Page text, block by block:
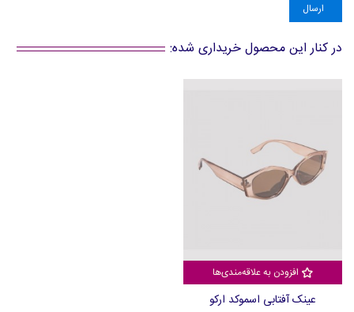
ارسال
در کنار این محصول خریداری شده:
افزودن به علاقه‌مندی‌ها
عینک آفتابی اسموکد ارکو